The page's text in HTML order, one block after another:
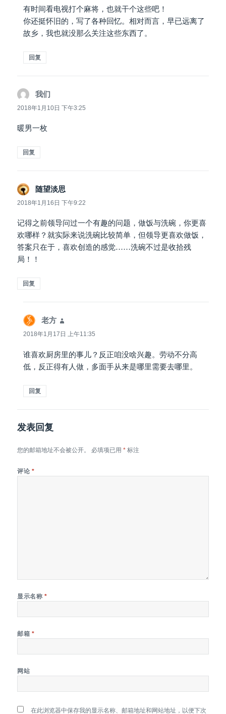
有时间看电视打个麻将，也就干个这些吧！
你还挺怀旧的，写了各种回忆。相对而言，早已远离了
故乡，我也就没那么关注这些东西了。
回复
我们
道：
2018年1月10日 下午3:25
暖男一枚
回复
随望淡思
道：
2018年1月16日 下午9:22
记得之前领导问过一个有趣的问题，做饭与洗碗，你更喜
欢哪样？就实际来说洗碗比较简单，但领导更喜欢做饭，
答案只在于，喜欢创造的感觉……洗碗不过是收拾残
局！！
回复
老方
道：
2018年1月17日 上午11:35
谁喜欢厨房里的事儿？反正咱没啥兴趣。劳动不分高
低，反正得有人做，多面手从来是哪里需要去哪里。
回复
发表回复
您的邮箱地址不会被公开。 必填项已用* 标注
评论 *
显示名称 *
邮箱 *
网站
在此浏览器中保存我的显示名称、邮箱地址和网站地址，以便下次